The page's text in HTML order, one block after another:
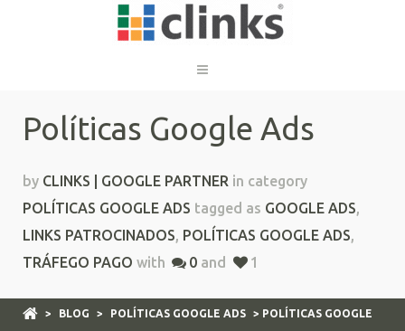
Políticas Google Ads
by CLINKS | GOOGLE PARTNER in category
POLÍTICAS GOOGLE ADS tagged as GOOGLE ADS,
LINKS PATROCINADOS, POLÍTICAS GOOGLE ADS,
TRÁFEGO PAGO with 0 and 1
> BLOG > POLÍTICAS GOOGLE ADS > POLÍTICAS GOOGLE